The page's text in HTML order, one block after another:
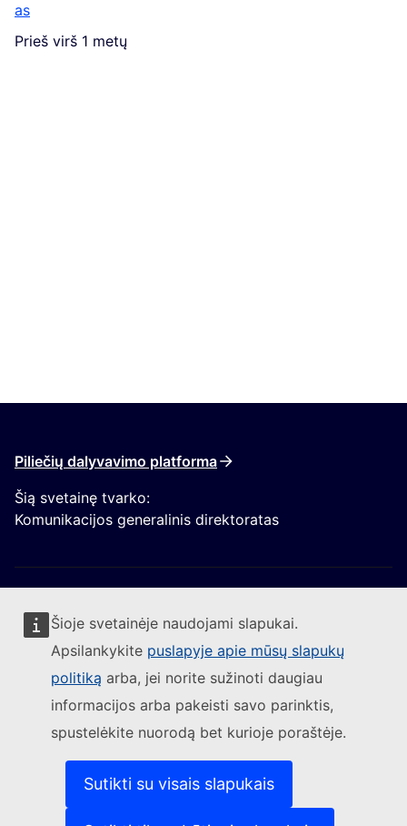
Šioje svetainėje naudojami slapukai.
Apsilankykite puslapyje apie mūsų slapukų
politiką arba, jei norite sužinoti daugiau
informacijos arba pakeisti savo parinktis,
spustelėkite nuorodą bet kurioje poraštėje.
Sutikti su visais slapukais
Prieš virš 1 metų
as
Piliečių dalyvavimo platforma
Šią svetainę tvarko:
Komunikacijos generalinis direktoratas
Sekite Europos Komisijos naujienas
Susisiekite su mumis(Išorės nuoroda)
Pranešti apie IT pažeidžiamumą(Išorės nuoroda)
Kalbos mūsų interneto svetainėse(Išorės nuoroda)
(Išorės nuoroda)
Privatumo politika
Teisinis pranešimas(Išorės nuoroda)